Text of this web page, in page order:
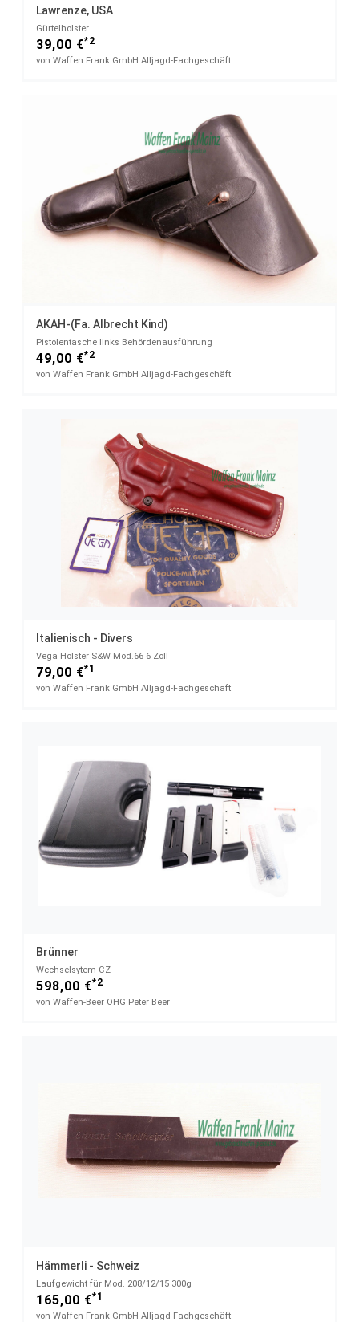
Lawrenze, USA
Gürtelholster
39,00 €*2
von Waffen Frank GmbH Alljagd-Fachgeschäft
AKAH-(Fa. Albrecht Kind)
Pistolentasche links Behördenausführung
49,00 €*2
von Waffen Frank GmbH Alljagd-Fachgeschäft
Italienisch - Divers
Vega Holster S&W Mod.66 6 Zoll
79,00 €*1
von Waffen Frank GmbH Alljagd-Fachgeschäft
Brünner
Wechselsytem CZ
598,00 €*2
von Waffen-Beer OHG Peter Beer
Hämmerli - Schweiz
Laufgewicht für Mod. 208/12/15 300g
165,00 €*1
von Waffen Frank GmbH Alljagd-Fachgeschäft